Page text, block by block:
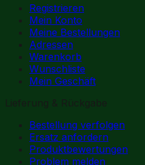
Registrieren
Mein Konto
Meine Bestellungen
Adressen
Warenkorb
Wunschliste
Mein Geschäft
Lieferung & Rückgabe
Bestellung verfolgen
Ersatz anfordern
Produktbewertungen
Problem melden